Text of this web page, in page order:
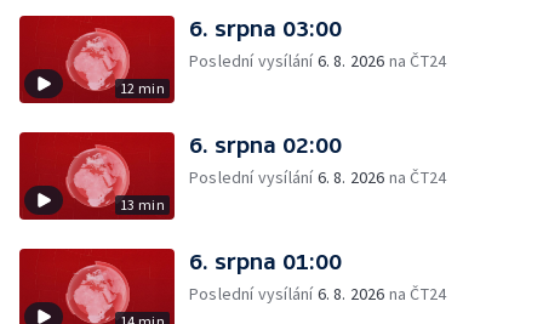
12 min
6. srpna 03:00
Poslední vysílání6. 8. 2026 na ČT24
13 min
6. srpna 02:00
Poslední vysílání6. 8. 2026 na ČT24
6. srpna 01:00
Poslední vysílání6. 8. 2026 na ČT24